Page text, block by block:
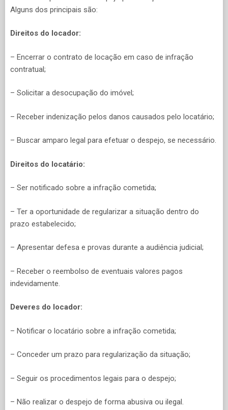
Alguns dos principais são:
Direitos do locador:
– Encerrar o contrato de locação em caso de infração
contratual;
– Solicitar a desocupação do imóvel;
– Receber indenização pelos danos causados pelo locatário;
– Buscar amparo legal para efetuar o despejo, se necessário.
Direitos do locatário:
– Ser notificado sobre a infração cometida;
– Ter a oportunidade de regularizar a situação dentro do
prazo estabelecido;
– Apresentar defesa e provas durante a audiência judicial;
– Receber o reembolso de eventuais valores pagos
indevidamente.
Deveres do locador:
– Notificar o locatário sobre a infração cometida;
– Conceder um prazo para regularização da situação;
– Seguir os procedimentos legais para o despejo;
– Não realizar o despejo de forma abusiva ou ilegal.